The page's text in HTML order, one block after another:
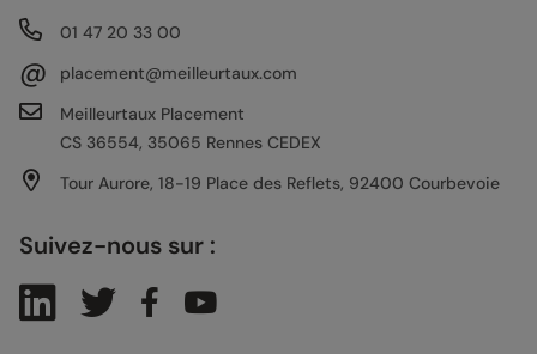
01 47 20 33 00
@
placement@meilleurtaux.com
Meilleurtaux Placement
CS 36554, 35065 Rennes CEDEX
Tour Aurore, 18-19 Place des Reflets, 92400 Courbevoie
Suivez-nous sur :